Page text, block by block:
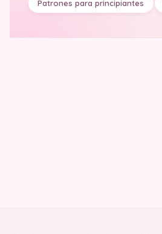
Patrones para principiantes